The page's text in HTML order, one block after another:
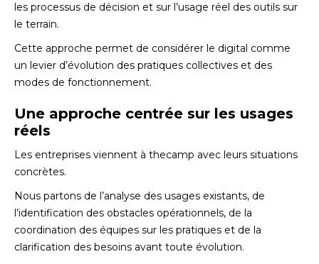
les processus de décision et sur l’usage réel des outils sur
le terrain.
Cette approche permet de considérer le digital comme
un levier d’évolution des pratiques collectives et des
modes de fonctionnement.
Une approche centrée sur les usages
réels
Les entreprises viennent à thecamp avec leurs situations
concrètes.
Nous partons de l’analyse des usages existants, de
l’identification des obstacles opérationnels, de la
coordination des équipes sur les pratiques et de la
clarification des besoins avant toute évolution.